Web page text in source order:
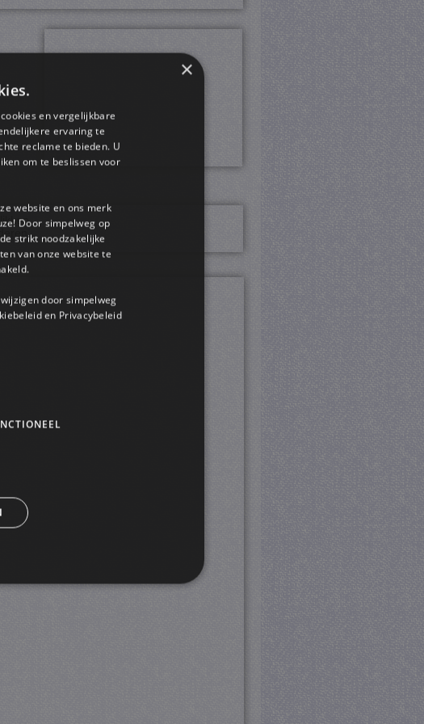
×
en vergelijkbare
ervaring te
reclame te bieden. U
om te beslissen voor
website en ons merk
Door simpelweg op
strikt noodzakelijke
van onze website te
door simpelweg
en Privacybeleid
en accountbeheer. De
Script.com-service om de